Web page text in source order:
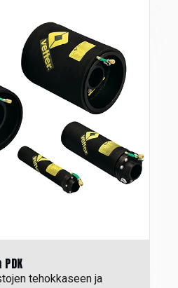
tehokkaseen ja